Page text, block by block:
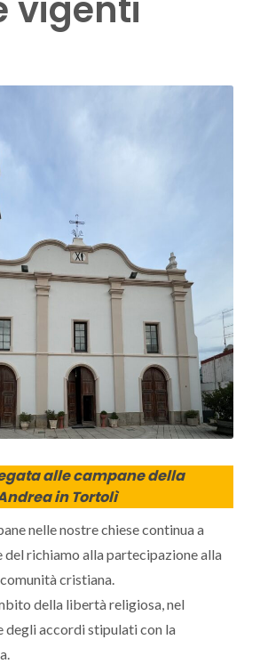
vigenti
alle campane della
in Tortolì
nelle nostre chiese continua a
del richiamo alla partecipazione alla
cristiana.
della libertà religiosa, nel
degli accordi stipulati con la